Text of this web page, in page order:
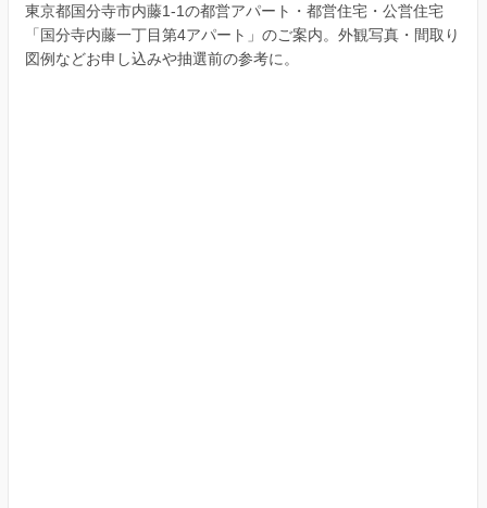
東京都国分寺市内藤1-1の都営アパート・都営住宅・公営住宅
「国分寺内藤一丁目第4アパート」のご案内。外観写真・間取り
図例などお申し込みや抽選前の参考に。